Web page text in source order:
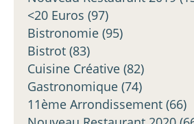
<20 Euros (97)
Bistronomie (95)
Bistrot (83)
Cuisine Créative (82)
Gastronomique (74)
11ème Arrondissement (66)